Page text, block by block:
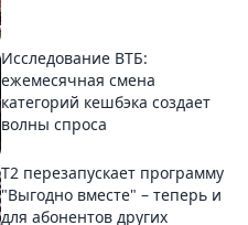
Исследование ВТБ:
ежемесячная смена
категорий кешбэка создает
волны спроса
Т2 перезапускает программу
"Выгодно вместе" – теперь и
для абонентов других